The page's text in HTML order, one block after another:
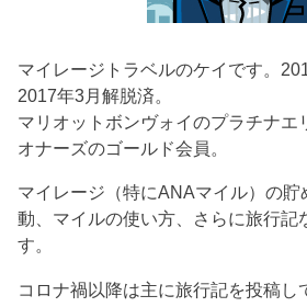
マイレージトラベルのケイです。
2017年3月解脱済。
マリオットボンヴォイのプラチナエ
オナーズのゴールド会員。
マイレージ（特にANAマイル）の
動、マイルの使い方、さらに旅行記
す。
コロナ禍以降は主に旅行記を投稿し